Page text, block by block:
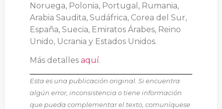
Noruega, Polonia, Portugal, Rumania,
Arabia Saudita, Sudáfrica, Corea del Sur,
España, Suecia, Emiratos Árabes, Reino
Unido, Ucrania y Estados Unidos.
Más detalles aquí.
Esta es una publicación original. Si encuentra
algún error, inconsistencia o tiene información
que pueda complementar el texto, comuníquese